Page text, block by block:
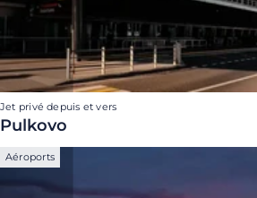
Jet privé depuis et vers
Pulkovo
Aéroports